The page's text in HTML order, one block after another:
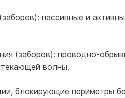
пассивные и
(заборов): проводно-
волны.
блокирующие периметры